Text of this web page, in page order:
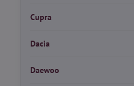
Cupra
Dacia
Daewoo